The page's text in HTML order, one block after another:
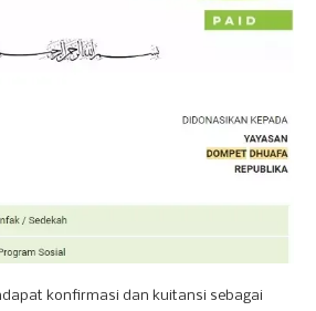
konfirmasi dan kuitansi sebagai